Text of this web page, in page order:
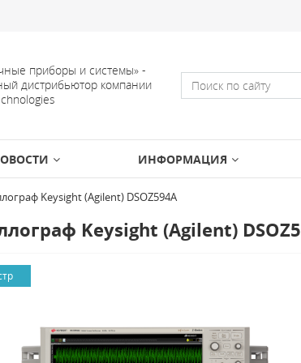
приборы и системы» -
дистрибьютор компании
ИНФОРМАЦИЯ
Keysight (Agilent) DSOZ594A
Keysight (Agilent)